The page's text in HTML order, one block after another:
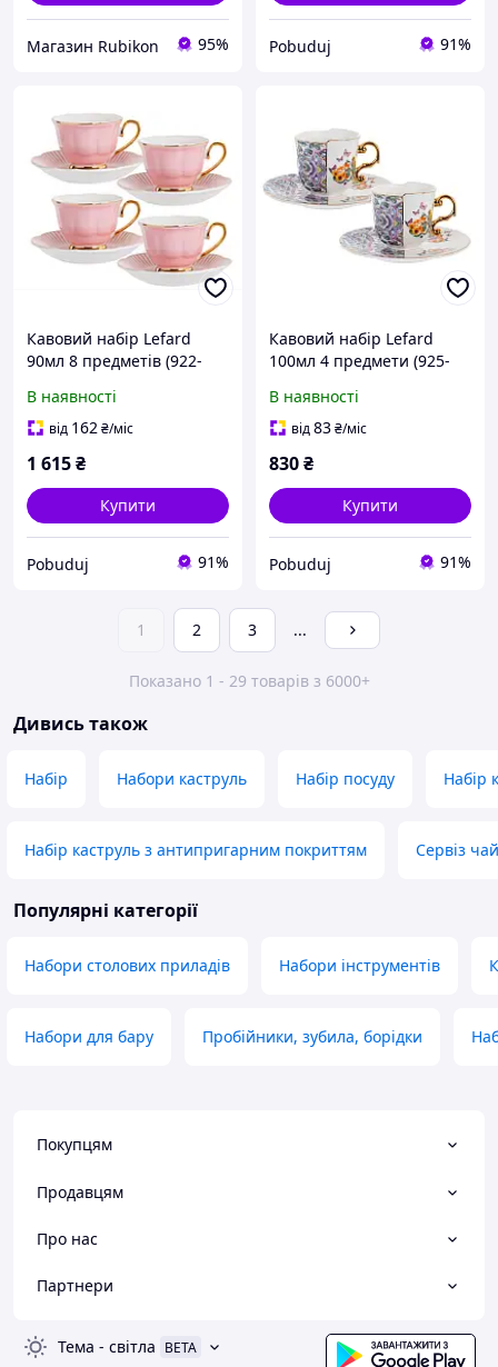
Магазин Rubikon 95% Pobuduj 91%
Кавовий набір Lefard
90мл 8 предметів (922-
В наявності
від 162₴/міс
1 615₴
Купити
Pobuduj 91%
Кавовий набір Lefard
100мл 4 предмети (925-
В наявності
від83₴/міс
830₴
Купити
Pobuduj 91%
1 2 3 ...
Показано 1 - 29 товарів з 6000+
Дивись також
Набір Набори каструль Набір посуду Набір
Набір каструль з антипригарним покриттям Сервіз
Популярні категорії
Набори столових приладів Набори інструментів
Набори для бару Пробійники, зубила, борідки
Покупцям
Продавцям
Про нас
Партнери
Тема - світла BETA